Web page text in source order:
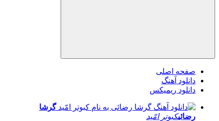
صفحه اصلی
دانلود آهنگ
دانلود ریمیکس
گرشا
رضائیکبوتر امّید